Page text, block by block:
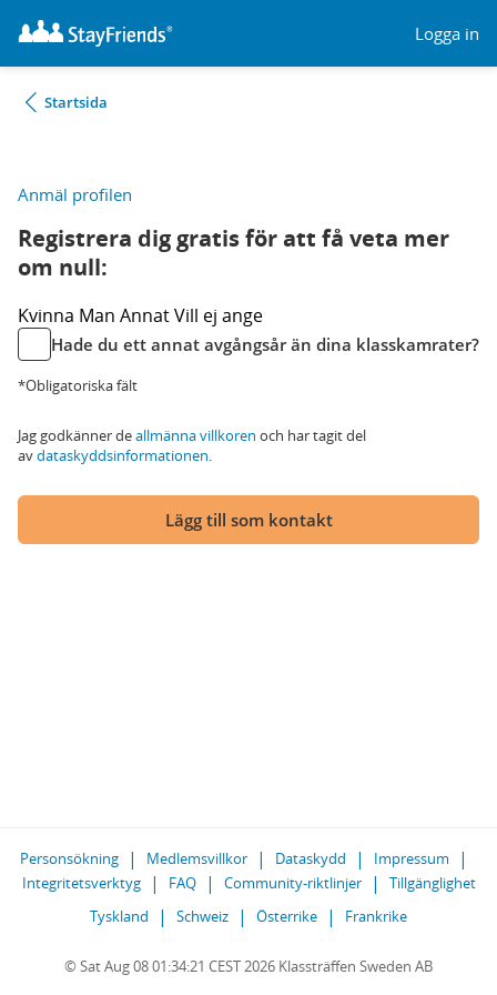
Logga in
Startsida
Anmäl profilen
Registrera dig gratis för att få veta mer
om null:
Kvinna Man AnnatVill ej ange
Hade du ett annat avgångsår än dina klasskamrater?
*Obligatoriska fält
Jag godkänner deallmänna villkoren och har tagit del
avdataskyddsinformationen.
Lägg till som kontakt
Personsökning Medlemsvillkor Dataskydd
Impressum
Integritetsverktyg
FAQ Community-riktlinjer
Tillgänglighet
Tyskland
Schweiz Österrike Frankrike
© Sat Aug 08 01:34:21 CEST 2026 Klassträffen Sweden AB